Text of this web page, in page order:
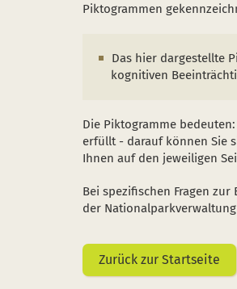
Piktogrammen
Das hier dargestellte
kognitiven
Die Piktogramme
erfüllt - darauf können Sie
Ihnen auf den jeweiligen
Bei spezifischen Fragen
der
Zurück zur Startseite